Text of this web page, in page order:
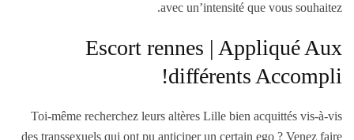
avec un’intensité que vous souhaitez.
Escort rennes | Appliqué Aux
différents Accompli!
Toi-même recherchez leurs altères Lille bien acquittés vis-à-vis
des transsexuels qui ont pu anticiper un certain ego ? Venez faire